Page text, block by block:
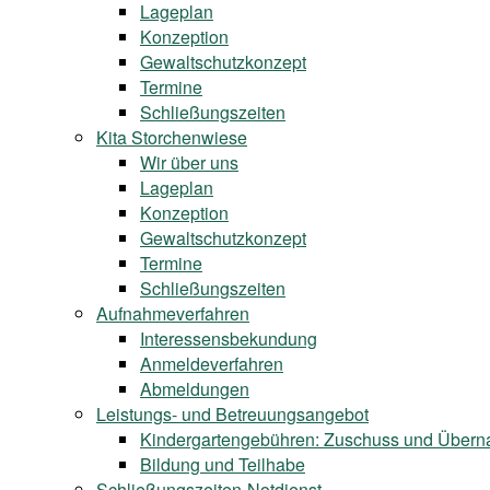
Lageplan
Konzeption
Gewaltschutzkonzept
Termine
Schließungszeiten
Kita Storchenwiese
Wir über uns
Lageplan
Konzeption
Gewaltschutzkonzept
Termine
Schließungszeiten
Aufnahmeverfahren
Interessensbekundung
Anmeldeverfahren
Abmeldungen
Leistungs- und Betreuungsangebot
Kindergartengebühren: Zuschuss und
Bildung und Teilhabe